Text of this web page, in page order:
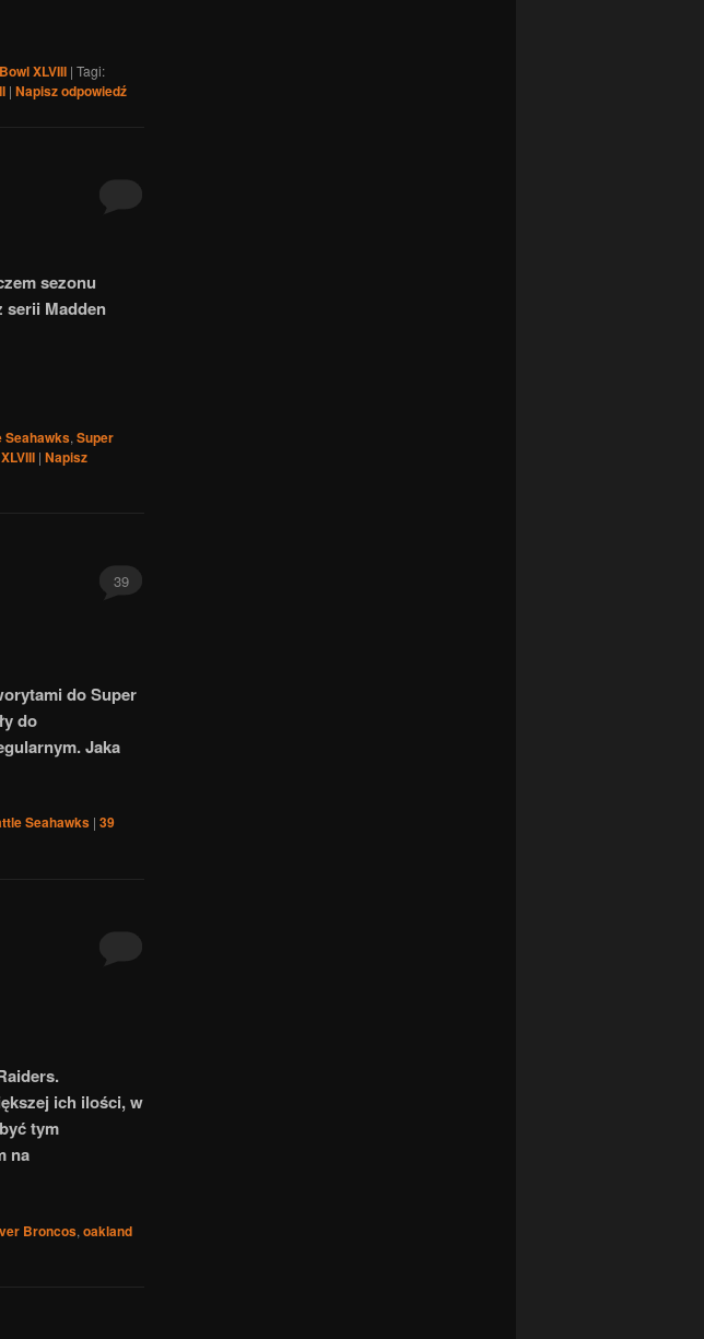
XLVIII | Tagi:
| Napisz odpowiedź
sezonu
serii Madden
Seahawks, Super
| Napisz
39
do Super
do
Jaka
Seahawks | 39
ich ilości, w
tym
na
Broncos, oakland